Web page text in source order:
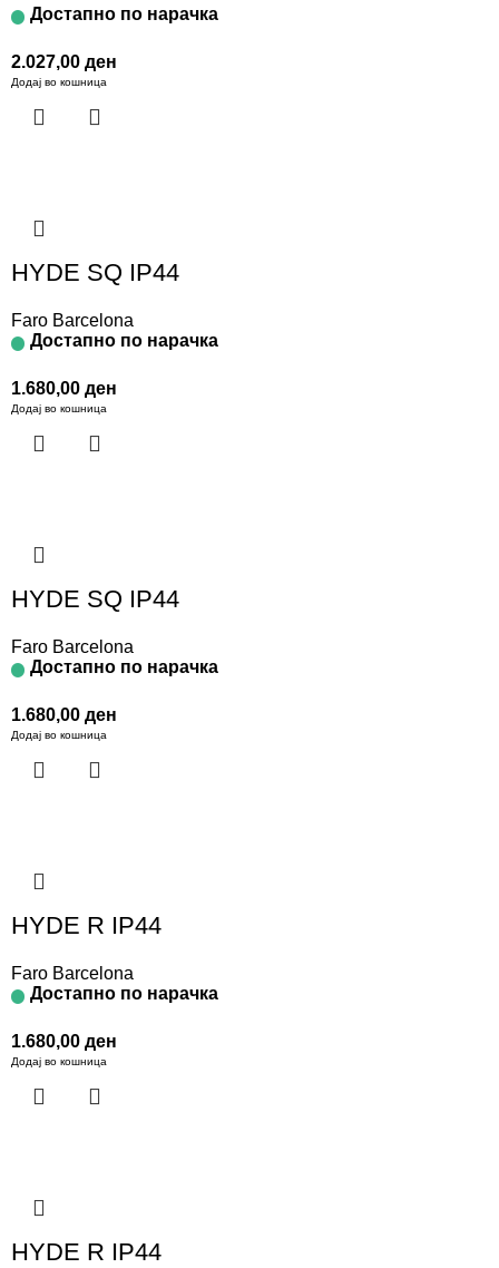
Достапно по нарачка
2.027,00 ден
Додај во кошница
HYDE SQ IP44
Faro Barcelona
Достапно по нарачка
1.680,00 ден
Додај во кошница
HYDE SQ IP44
Faro Barcelona
Достапно по нарачка
1.680,00 ден
Додај во кошница
HYDE R IP44
Faro Barcelona
Достапно по нарачка
1.680,00 ден
Додај во кошница
HYDE R IP44